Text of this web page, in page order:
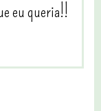
eu queria!!